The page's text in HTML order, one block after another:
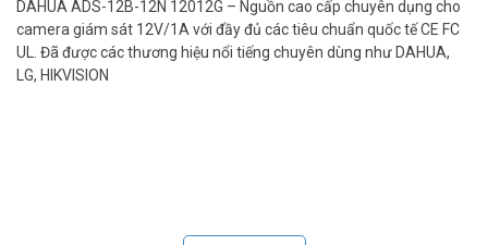
DAHUA ADS-12B-12N 12012G – Nguồn cao cấp chuyên dụng cho
camera giám sát 12V/1A với đầy đủ các tiêu chuẩn quốc tế CE FC
UL. Đã được các thương hiệu nổi tiếng chuyên dùng như DAHUA,
LG, HIKVISION